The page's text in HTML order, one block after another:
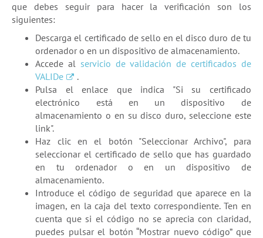
que debes seguir para hacer la verificación son los
siguientes:
Descarga el certificado de sello en el disco duro de tu
ordenador o en un dispositivo de almacenamiento.
Accede al servicio de validación de certificados de
VALIDe
.
Pulsa el enlace que indica "Si su certificado
electrónico está en un dispositivo de
almacenamiento o en su disco duro, seleccione este
link".
Haz clic en el botón "Seleccionar Archivo", para
seleccionar el certificado de sello que has guardado
en tu ordenador o en un dispositivo de
almacenamiento.
Introduce el código de seguridad que aparece en la
imagen, en la caja del texto correspondiente. Ten en
cuenta que si el código no se aprecia con claridad,
puedes pulsar el botón “Mostrar nuevo código” que